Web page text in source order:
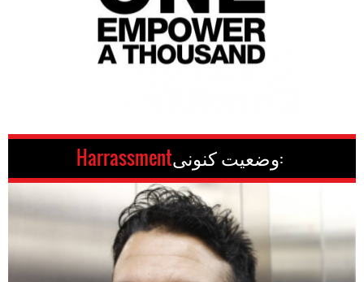
وضعیت کنونی: Harrassment